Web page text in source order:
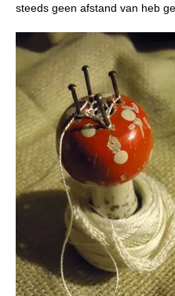
steeds geen afstand van heb